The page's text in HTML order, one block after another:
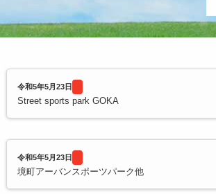
令和5年5月23日
Street sports park GOKA
令和5年5月23日
境町アーバンスポーツパーク他